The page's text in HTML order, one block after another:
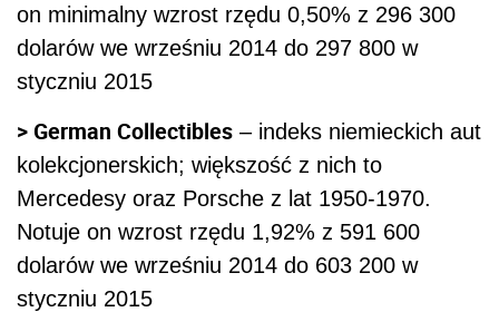
on minimalny wzrost rzędu 0,50% z 296 300
dolarów we wrześniu 2014 do 297 800 w
styczniu 2015
> German Collectibles – indeks niemieckich aut
kolekcjonerskich; większość z nich to
Mercedesy oraz Porsche z lat 1950-1970.
Notuje on wzrost rzędu 1,92% z 591 600
dolarów we wrześniu 2014 do 603 200 w
styczniu 2015